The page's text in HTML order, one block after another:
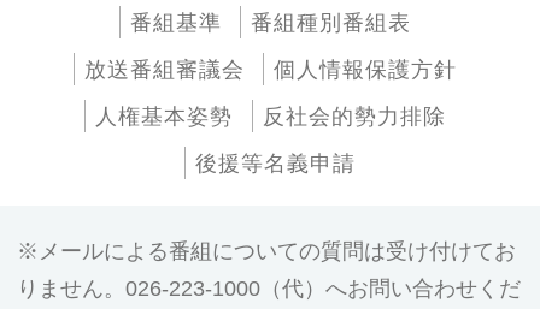
番組基準
番組種別番組表
放送番組審議会
個人情報保護方針
人権基本姿勢
反社会的勢力排除
後援等名義申請
メールによる番組についての質問は受け付けてお
りません。026-223-1000（代）へお問い合わせくだ